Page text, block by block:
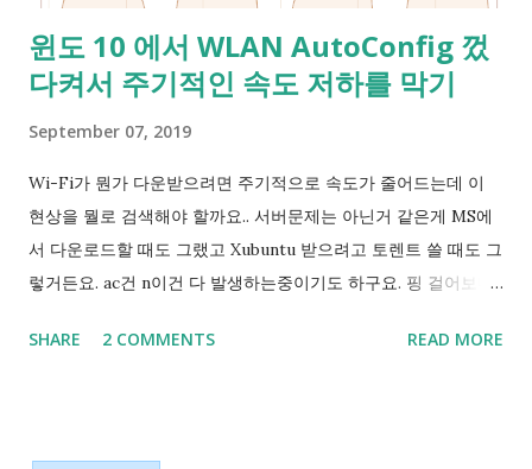
기 마련이죠? 그런데 제가 겪은 문제는 이들 프로그램에서 해당
포트는 점유되지 않은 걸로 나왔고 그래서 sudo nc -l -p 3306
같이 직접 점유를 시도해보는 방법밖에 알 길이 없었어요. 이럴
쓰다 보면 다른데가 점유되어 있더라구요. 흠... 그래서 인터넷에
검색을 해서 Hyper-V의 vEthernet 어댑터도 꺼보고 했지만 오
래 가는 해결 방법은 아니었어요. 그러다가 문득 IntelliJ IDEA에
서 범위단위로 포트를 찾는다는 생각에 검색어를 '포트 점유'에서
'포트 ...
윈도 10 에서 WLAN AutoConfig 껐
다켜서 주기적인 속도 저하를 막기
September 07, 2019
Wi-Fi가 뭔가 다운받으려면 주기적으로 속도가 줄어드는데 이
현상을 뭘로 검색해야 할까요.. 서버문제는 아닌거 같은게 MS에
서 다운로드할 때도 그랬고 Xubuntu 받으려고 토렌트 쓸 때도 그
렇거든요. ac건 n이건 다 발생하는중이기도 하구요. 핑 걸어보니
관리자 권한으로 아래의 명령을 쳐보세요 netsh wlan set
SHARE 2 COMMENTS READ MORE